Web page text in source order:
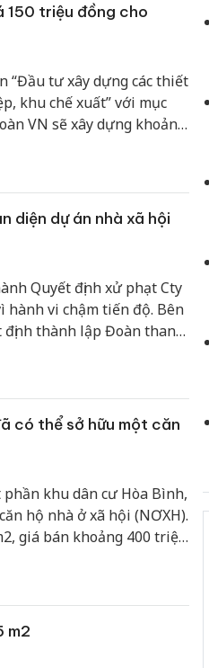
150 triệu đồng cho
“Đầu tư xây dựng các thiết
khu chế xuất” với mục
VN sẽ xây dựng khoảng
diện dự án nhà xã hội
Quyết định xử phạt Cty
hành vi chậm tiến độ. Bên
định thành lập Đoàn thanh
dự án và một số vấn đề
có thể sở hữu một căn
khu dân cư Hòa Bình,
hộ nhà ở xã hội (NƠXH).
giá bán khoảng 400 triệu
m2
công khai hàng